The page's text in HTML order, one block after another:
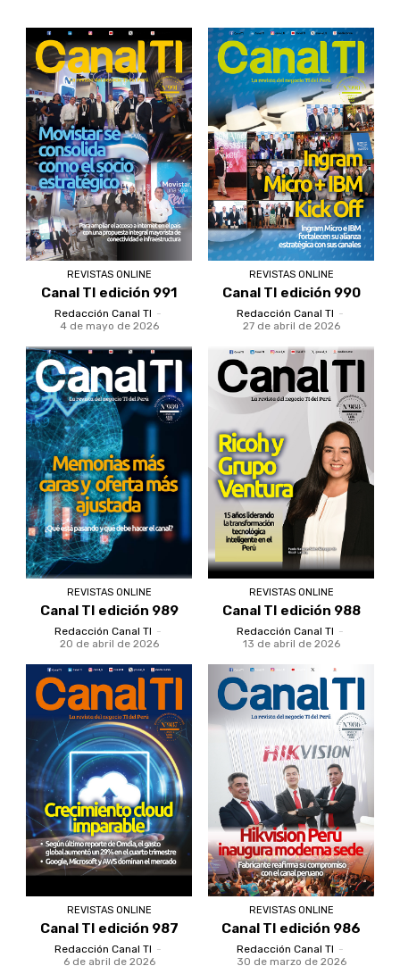
REVISTAS ONLINE
Canal TI edición 991
Redacción Canal TI -
4 de mayo de 2026
REVISTAS ONLINE
Canal TI edición 990
Redacción Canal TI -
27 de abril de 2026
REVISTAS ONLINE
Canal TI edición 989
Redacción Canal TI -
20 de abril de 2026
REVISTAS ONLINE
Canal TI edición 988
Redacción Canal TI -
13 de abril de 2026
REVISTAS ONLINE
Canal TI edición 987
Redacción Canal TI -
6 de abril de 2026
REVISTAS ONLINE
Canal TI edición 986
Redacción Canal TI -
30 de marzo de 2026